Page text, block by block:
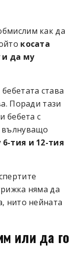
как да
косата
и да му
става
Поради тази
бебета с
вълнуващо
тия и 12-тия
няма да
нито нейната
или да го